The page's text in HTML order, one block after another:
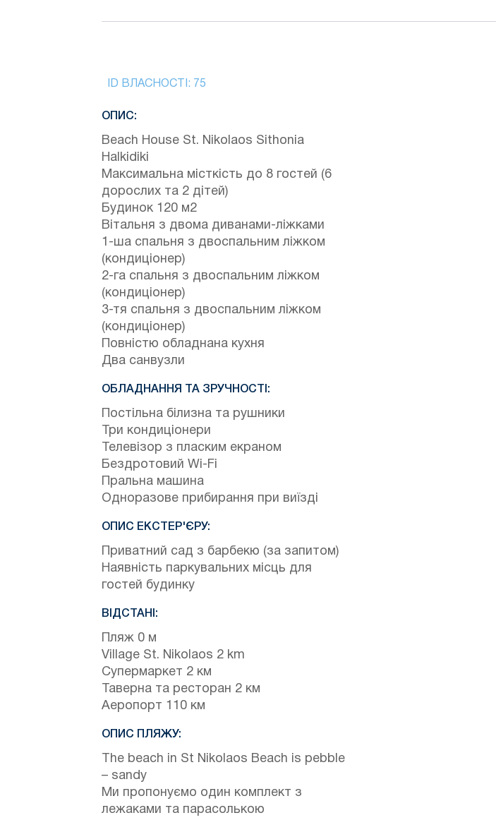
ID ВЛАСНОСТІ: 75
ОПИС:
Beach House St. Nikolaos Sithonia
Halkidiki
Максимальна місткість до 8 гостей (6
дорослих та 2 дітей)
Будинок 120 м2
Вітальня з двома диванами-ліжками
1-ша спальня з двоспальним ліжком
(кондиціонер)
2-га спальня з двоспальним ліжком
(кондиціонер)
3-тя спальня з двоспальним ліжком
(кондиціонер)
Повністю обладнана кухня
Два санвузли
ОБЛАДНАННЯ ТА ЗРУЧНОСТІ:
Постільна білизна та рушники
Три кондиціонери
Телевізор з пласким екраном
Бездротовий Wi-Fi
Пральна машина
Одноразове прибирання при виїзді
ОПИС ЕКСТЕР'ЄРУ:
Приватний сад з барбекю (за запитом)
Наявність паркувальних місць для
гостей будинку
ВІДСТАНІ:
Пляж 0 м
Village St. Nikolaos 2 km
Супермаркет 2 км
Таверна та ресторан 2 км
Аеропорт 110 км
ОПИС ПЛЯЖУ:
The beach in St Nikolaos Beach is pebble
– sandy
Ми пропонуємо один комплект з
лежаками та парасолькою